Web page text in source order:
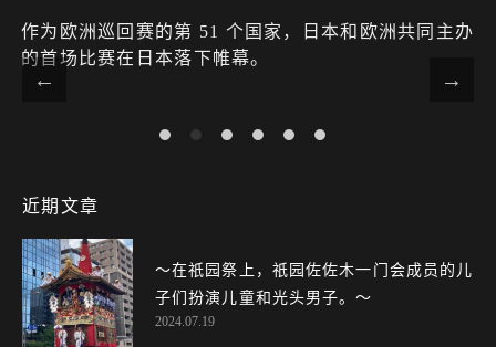
作为欧洲巡回赛的第 51 个国家，日本和欧洲共同主办
的首场比赛在日本落下帷幕。
近期文章
〜在祇园祭上，祇园佐佐木一门会成员的儿
子们扮演儿童和光头男子。～
2024.07.19